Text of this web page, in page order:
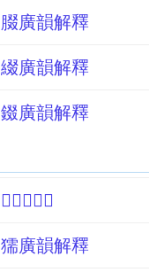
腏廣韻解釋
綴廣韻解釋
錣廣韻解釋
𩺵廣韻解釋
獳廣韻解釋